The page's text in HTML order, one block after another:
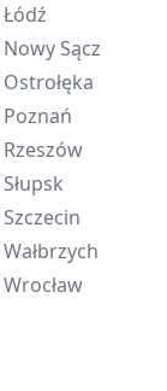
Łódź
Nowy Sącz
Ostrołęka
Poznań
Rzeszów
Słupsk
Szczecin
Wałbrzych
Wrocław